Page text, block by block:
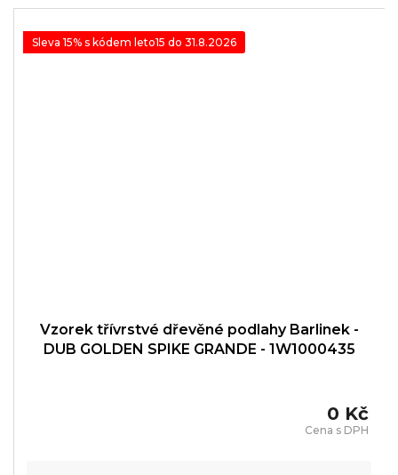
Sleva 15% s kódem leto15 do 31.8.2026
Vzorek třívrstvé dřevěné podlahy Barlinek -
DUB GOLDEN SPIKE GRANDE - 1W1000435
0 Kč